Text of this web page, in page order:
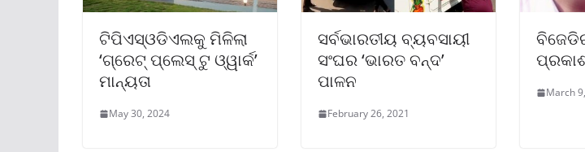
ଟିପିଏସ୍ଓଡିଏଲକୁ ମିଳିଲା
‘ଗ୍ରେଟ୍ ପ୍ଲେସ୍ ଟୁ ଓ୍ୱାର୍କ’
ମାନ୍ୟତା
May 30, 2024
ସର୍ବଭାରତୀୟ ବ୍ୟବସାୟୀ
ସଂଘର ‘ଭାରତ ବନ୍ଦ’
ପାଳନ
February 26, 2021
March